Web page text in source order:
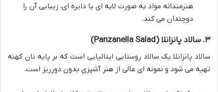
هنرمندانه مواد به صورت لایه ای یا دایره ای، زیبایی آن را
دوچندان می کند.
۳. سالاد پانزانلا (Panzanella Salad)
سالاد پانزانلا یک سالاد روستایی ایتالیایی است که بر پایه نان کهنه
تهیه می شود و نمونه ای عالی از هنر آشپزی بدون دورریز است.